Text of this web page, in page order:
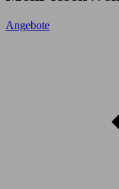
Angebote